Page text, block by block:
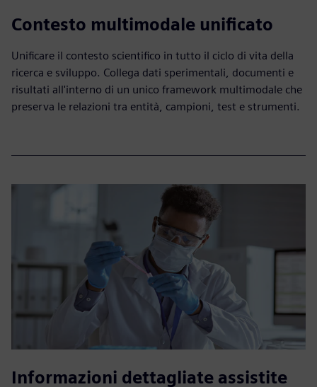
Contesto multimodale unificato
Unificare il contesto scientifico in tutto il ciclo di vita della
ricerca e sviluppo. Collega dati sperimentali, documenti e
risultati all'interno di un unico framework multimodale che
preserva le relazioni tra entità, campioni, test e strumenti.
Informazioni dettagliate assistite